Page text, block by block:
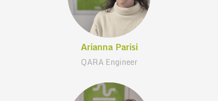
Arianna Parisi
QARA Engineer